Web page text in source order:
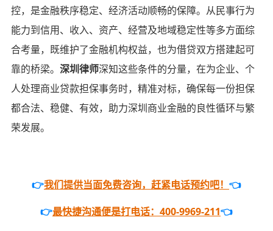
控，是金融秩序稳定、经济活动顺畅的保障。从民事行为
能力到信用、收入、资产、经营及地域稳定性等多方面综
合考量，既维护了金融机构权益，也为借贷双方搭建起可
靠的桥梁。 深圳律师深知这些条件的分量，在为企业、个
人处理商业贷款担保事务时，精准对标，确保每一份担保
都合法、稳健、有效，助力深圳商业金融的良性循环与繁
荣发展。
👉我们提供当面免费咨询，赶紧电话预约吧！ 👈
👉最快捷沟通便是打电话：400-9969-211👈